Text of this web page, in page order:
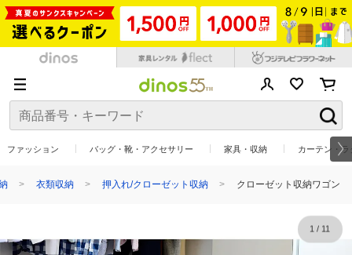
ファッション バッグ・靴・アクセサリー 家具・収納 カーテン・
衣類収納 押入れ/クローゼット収納 クローゼット収納ワゴン
1 / 11